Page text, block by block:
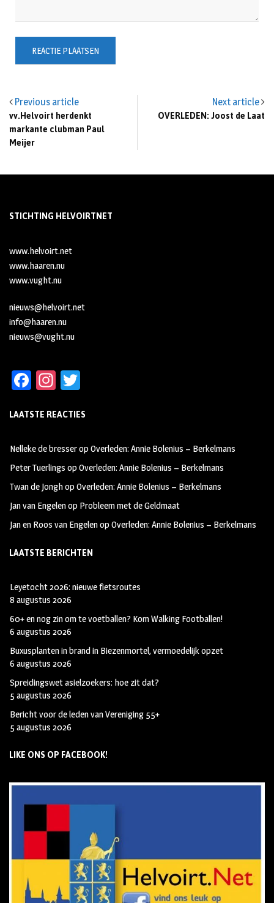
Previous article
vv.Helvoirt herdenkt
markante clubman Paul
Meijer
Next article
OVERLEDEN: Joost de Laat
STICHTING HELVOIRTNET
www.helvoirt.net
www.haaren.nu
www.vught.nu
nieuws@helvoirt.net
info@haaren.nu
nieuws@vught.nu
Fa
b
oo
k
In
ag
m
tt
LAATSTE REACTIES
Nelleke de bresseropOverleden: Annie Bolenius – Berkelmans
Peter Tuerlings opOverleden: Annie Bolenius – Berkelmans
Twan de JonghopOverleden: Annie Bolenius – Berkelmans
Jan van Engelenop Probleem met de Geldmaat
Jan en Roos van EngelenopOverleden: Annie Bolenius – Berkelmans
LAATSTE BERICHTEN
Leyetocht 2026: nieuwe fietsroutes
8 augustus 2026
60+ en nog zin om te voetballen? Kom Walking Footballen!
6 augustus 2026
Buxusplanten in brand in Biezenmortel, vermoedelijk opzet
6 augustus 2026
Spreidingswet asielzoekers: hoe zit dat?
5 augustus 2026
Bericht voor de leden van Vereniging 55+
5 augustus 2026
LIKE ONS OP FACEBOOK!